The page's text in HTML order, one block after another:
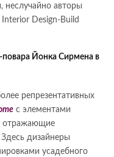
неслучайно авторы
Design-Build
повара Йонка Сирмена в
репрезентативных
с элементами
отражающие
дизайнеры
усадебного